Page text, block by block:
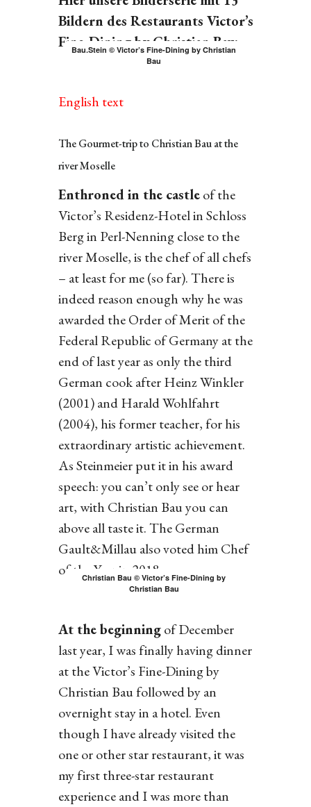
Bildern des Restaurants Victor’s
Fine-Dining by Christian Bau:
Bau.Stein © Victor’s Fine-Dining by Christian
Bau
English text
The Gourmet-trip to Christian Bau at the
river Moselle
Enthroned in the castleof the
Victor’s Residenz-Hotel in Schloss
Berg in Perl-Nenning close to the
river Moselle, is the chef of all chefs
– at least for me (so far). There is
indeed reason enough why he was
awarded the Order of Merit of the
Federal Republic of Germany at the
end of last year as only the third
German cook after Heinz Winkler
(2001) and Harald Wohlfahrt
(2004), his former teacher, for his
extraordinary artistic achievement.
As Steinmeier put it in his award
speech: you can’t only see or hear
art, with Christian Bau you can
above all taste it. The German
Gault&Millau also voted him Chef
of the Year in 2018.
Christian Bau © Victor’s Fine-Dining by
Christian Bau
At the beginningof December
last year, I was finally having dinner
at the Victor’s Fine-Dining by
Christian Bau followed by an
overnight stay in a hotel. Even
though I have already visited the
one or other star restaurant, it was
my first three-star restaurant
experience and I was more than